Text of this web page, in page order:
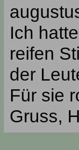
Ich
reifen
der
Für sie
Gruss,